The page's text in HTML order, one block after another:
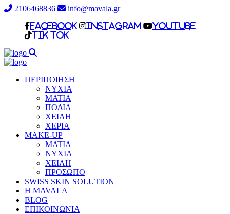
2106468836 info@mavala.gr
facebook Instagram
Youtube
Tik Tok
ΠΕΡΙΠΟΙΗΣΗ
ΝΥΧΙΑ
ΜΑΤΙΑ
ΠΟΔΙΑ
ΧΕΙΛΗ
ΧΕΡΙΑ
MAKE-UP
ΜΑΤΙΑ
NYXIA
ΧΕΙΛΗ
ΠΡΟΣΩΠΟ
SWISS SKIN SOLUTION
H MAVALA
BLOG
ΕΠΙΚΟΙΝΩΝΙΑ